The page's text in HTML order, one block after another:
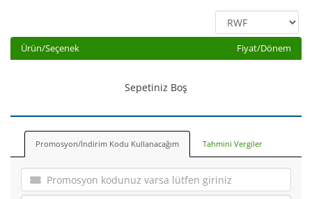
Ürün/Seçenek Fiyat/Dönem
Sepetiniz Boş
Promosyon/İndirim Kodu Kullanacağım Tahmini Vergiler